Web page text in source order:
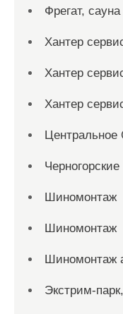
Фрегат, сауна
Хантер
Хантер
Хантер
Центральное
Шиномонтаж
Шиномонтаж
Шиномонтаж
Экстрим-